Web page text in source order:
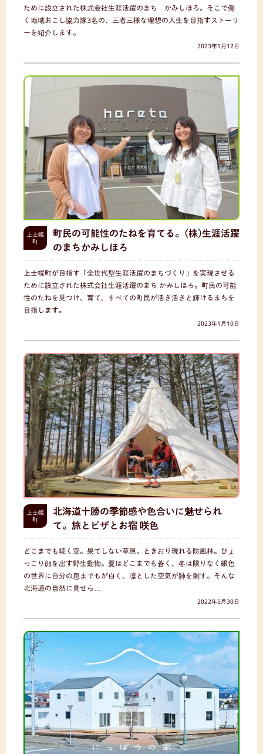
ために設立された株式会社生涯活躍のまち かみしほろ。そこで働
く地域おこし協力隊3名の、三者三様な理想の人生を目指すストーリ
ーを紹介します。
2023年1月12日
上士幌
町
町民の可能性のたねを育てる。(株)生涯活躍
のまちかみしほろ
上士幌町が目指す「全世代型生涯活躍のまちづくり」を実現させる
ために設立された株式会社生涯活躍のまち かみしほろ。町民の可能
性のたねを見つけ、育て、すべての町民が活き活きと輝けるまちを
目指します。
2023年1月10日
上士幌
町
北海道十勝の季節感や色合いに魅せられ
て。旅とピザとお宿 咲色
どこまでも続く空。果てしない草原。ときおり現れる防風林。ひょ
っこり顔を出す野生動物。夏はどこまでも蒼く、冬は限りなく銀色
の世界に自分の息までもが白く、凜とした空気が肺を刺す。そんな
北海道の自然に見せら…
2022年5月30日